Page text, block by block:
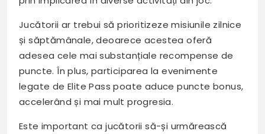
Jucătorii ar trebui să prioritizeze misiunile zilnice
și săptămânale, deoarece acestea oferă
adesea cele mai substanțiale recompense de
puncte. În plus, participarea la evenimente
legate de Elite Pass poate aduce puncte bonus,
accelerând și mai mult progresia.
Este important ca jucătorii să-și urmărească